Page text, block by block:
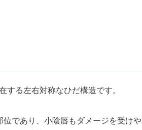
する左右対称なひだ構造です。
であり、小陰唇もダメージを受けや